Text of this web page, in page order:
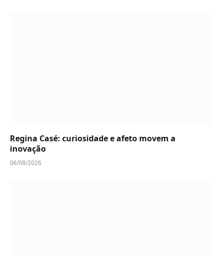
Regina Casé: curiosidade e afeto movem a
inovação
06/08/2026